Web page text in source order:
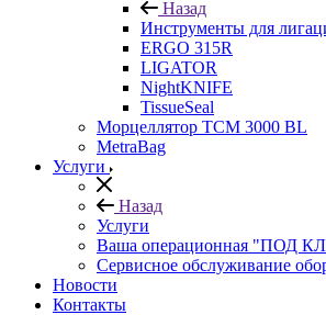
Назад
Инструменты для
ERGO 315R
LIGATOR
NightKNIFE
TissueSeal
Морцеллятор ТСМ 3000 BL
MetraBag
Услуги
Назад
Услуги
Ваша операционная "ПОД
Сервисное обслуживание
Новости
Контакты